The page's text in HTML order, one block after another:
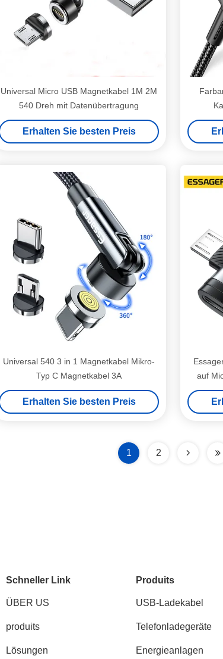
Universal Micro USB Magnetkabel 1M 2M
540 Dreh mit Datenübertragung
Erhalten Sie besten Preis
Universal 540 3 in 1 Magnetkabel Mikro-
Typ C Magnetkabel 3A
Erhalten Sie besten Preis
auf
1 2
Schneller Link
ÜBER US
produits
Lösungen
Produits
USB-Ladekabel
Telefonladegeräte
Energieanlagen